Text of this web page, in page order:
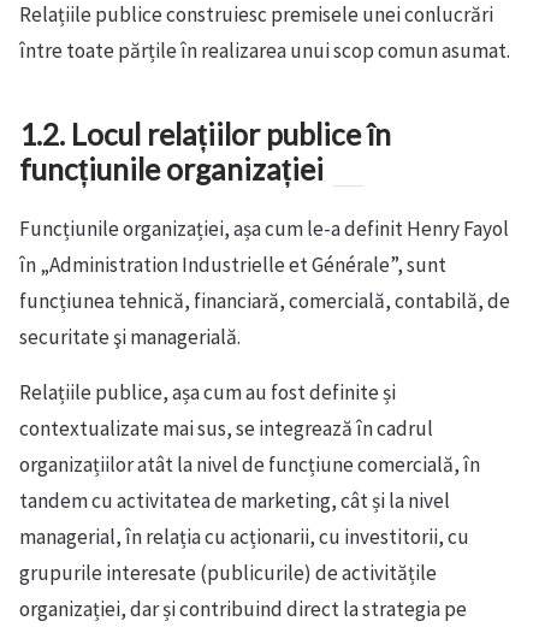
Relațiile publice construiesc premisele unei conlucrări
între toate părțile în realizarea unui scop comun asumat.
1.2. Locul relațiilor publice în
funcțiunile organizației
Funcțiunile organizației, așa cum le-a definit Henry Fayol
în „Administration Industrielle et Générale”, sunt
funcțiunea tehnică, financiară, comercială, contabilă, de
securitate şi managerială.
Relațiile publice, așa cum au fost definite și
contextualizate mai sus, se integrează în cadrul
organizațiilor atât la nivel de funcțiune comercială, în
tandem cu activitatea de marketing, cât și la nivel
managerial, în relația cu acționarii, cu investitorii, cu
grupurile interesate (publicurile) de activitățile
organizației, dar și contribuind direct la strategia pe